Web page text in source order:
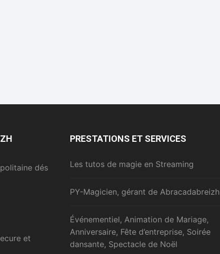
dés
et
PRESTATIONS ET SERVICES
Les tutos de magie en Streaming
PY-Magicien, gérant de Abracadabreizh
Événementiel, Animation de Mariage,
Anniversaire, Fête d’entreprise, Soirée
dansante, Spectacle de Noël